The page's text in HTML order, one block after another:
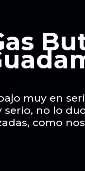
muy en
serio, no lo
como